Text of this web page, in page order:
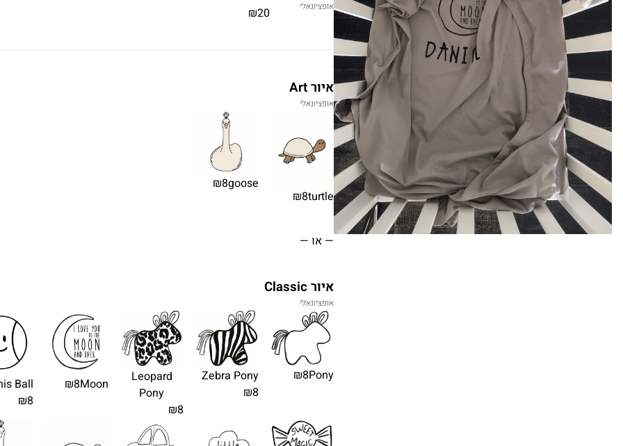
אופציונאלי ₪20
איור Art
אופציונאלי
turtle
₪8
goose
₪8
— או —
איור Classic
אופציונאלי
Pony
₪8
Zebra Pony
₪8
Leopard
Pony
₪8
Moon
₪8
Ball
₪8